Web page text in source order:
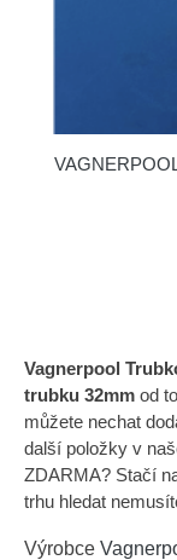
Vagnerpool
trubku 32mm od
můžete nechat
další položky v
ZDARMA? Stačí
trhu hledat
Výrobce